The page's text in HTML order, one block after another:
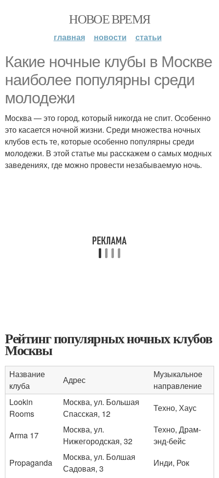
НОВОЕ ВРЕМЯ
главная новости статьи
Какие ночные клубы в Москве
наиболее популярны среди
молодежи
Москва — это город, который никогда не спит. Особенно
это касается ночной жизни. Среди множества ночных
клубов есть те, которые особенно популярны среди
молодежи. В этой статье мы расскажем о самых модных
заведениях, где можно провести незабываемую ночь.
Рейтинг популярных ночных клубов
Москвы
Название
клуба
Адрес
Музыкальное
направление
Lookin
Rooms
Москва, ул. Большая
Спасская, 12
Техно, Хаус
Arma 17
Москва, ул.
Нижегородская, 32
Техно, Драм-
энд-бейс
Propaganda
Москва, ул. Болшая
Садовая, 3
Инди, Рок